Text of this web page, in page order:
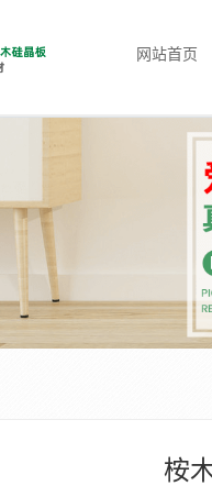
网站首页
桉